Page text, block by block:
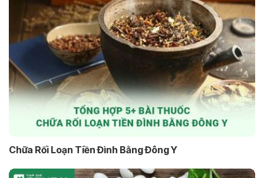
Chữa Rối Loạn Tiền Đình Bằng Đông Y